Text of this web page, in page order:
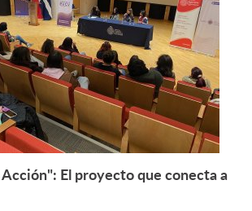
Leer más +
El proyecto que conecta a